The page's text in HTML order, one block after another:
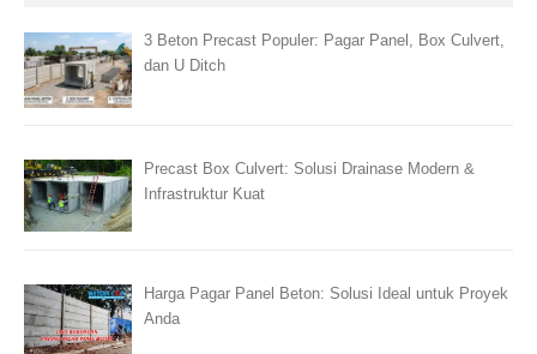
3 Beton Precast Populer: Pagar Panel, Box Culvert,
dan U Ditch
Precast Box Culvert: Solusi Drainase Modern &
Infrastruktur Kuat
Harga Pagar Panel Beton: Solusi Ideal untuk Proyek
Anda